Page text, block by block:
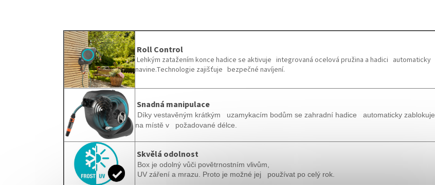
Roll Control
Lehkým zatažením konce hadice se aktivuje integrovaná ocelová pružina a hadici automaticky
navine.Technologie zajišťuje bezpečné navíjení.
Snadná manipulace
Díky vestavěným krátkým uzamykacím bodům se zahradní hadice automaticky zablokuje
na místě v požadované délce.
Skvělá odolnost
Box je odolný vůči povětrnostním vlivům,
UV záření a mrazu. Proto je možné jej používat po celý rok.